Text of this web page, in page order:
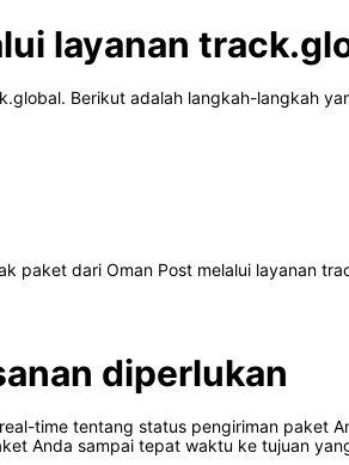
layanan
Berikut adalah langkah-langkah
paket dari Oman Post melalui layanan
diperlukan
time tentang status pengiriman paket
Anda sampai tepat waktu ke tujuan